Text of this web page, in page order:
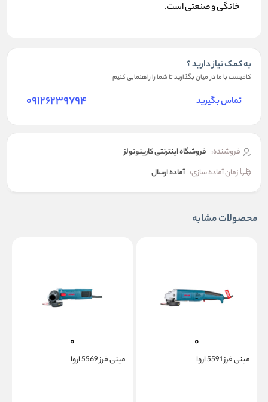
خانگی و صنعتی است.
به کمک نیاز دارید ؟
کافیست با ما در میان بگذارید تا شما را راهنمایی کنیم
تماس بگیرید 09126239794
فروشنده: فروشگاه اینترنتی کارینوتولز
زمان آماده سازی: آماده ارسال
محصولات مشابه
مينی فرز 5591 اروا مينی فرز 5569 اروا